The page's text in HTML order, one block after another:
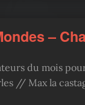
–
du mois
// Max la